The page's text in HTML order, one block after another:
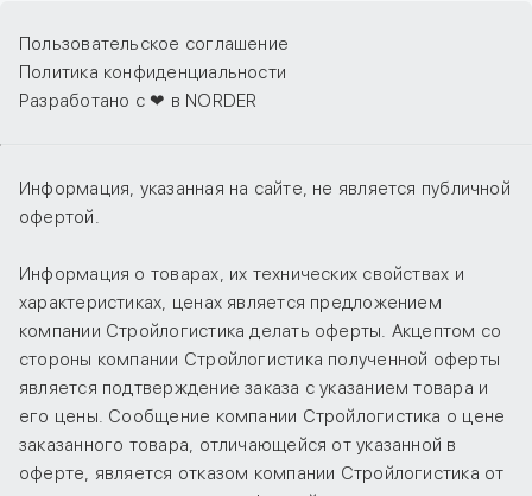
Пользовательское соглашение
Политика конфиденциальности
Разработано с ❤ в NORDER
Информация, указанная на сайте, не является публичной
офертой.
Информация о товарах, их технических свойствах и
характеристиках, ценах является предложением
компании Стройлогистика делать оферты. Акцептом со
стороны компании Стройлогистика полученной оферты
является подтверждение заказа с указанием товара и
его цены. Сообщение компании Стройлогистика о цене
заказанного товара, отличающейся от указанной в
оферте, является отказом компании Стройлогистика от